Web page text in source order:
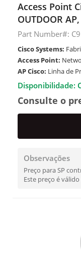
Access Point
OUTDOOR
Part Number#:
Cisco Systems:
Access Point:
AP Cisco: Linha de
Disponibilidade:
Consulte o
Observações
Preço para SP
Este preço é